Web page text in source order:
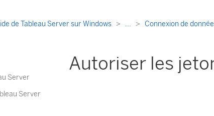
de Tableau Server sur Windows ... Connexion de
Server
Server
Autoriser les